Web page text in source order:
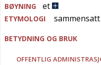
BØYNING et
ETYMOLOGI
BETYDNING OG BRUK
OFFENTLIG